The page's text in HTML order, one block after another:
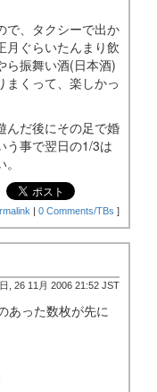
で、タクシーで出か
月ぐらいたんまり飲
ら振舞い酒(日本酒)
まくって、楽しかっ
んだ後にその足で婚
う事で翌日の1/3は
| 0 Comments/TBs ]
, 26 11月 2006 21:52 JST
あった数枚が先に